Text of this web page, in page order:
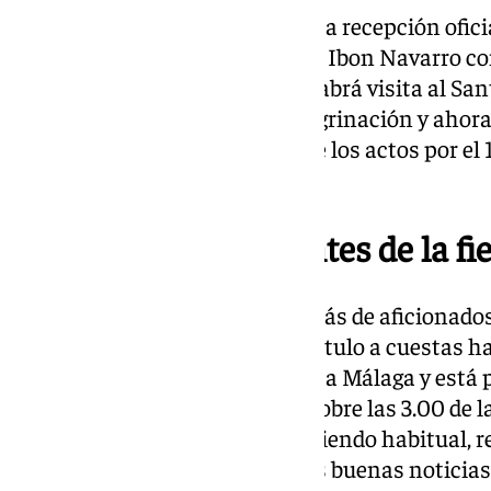
El punto final se pondrá con esta recepción
últimos años y con el periplo de Ibon Navarro
como presidente. Esta vez no habrá visita al
Patrona de Málaga está de peregrinación y
parroquia de Santiago dentro de los actos por
Un poco de reposo antes de la
La expedición de Unicaja, además de
pasada la medianoche. Con el título a cuestas
Palmas de Gran Canaria rumbo a Málaga y
Aeropuerto de la Costa del Sol sobre las 3.00 de
febrero. Se espera, como viene siendo
aficionados desbordados por las buenas